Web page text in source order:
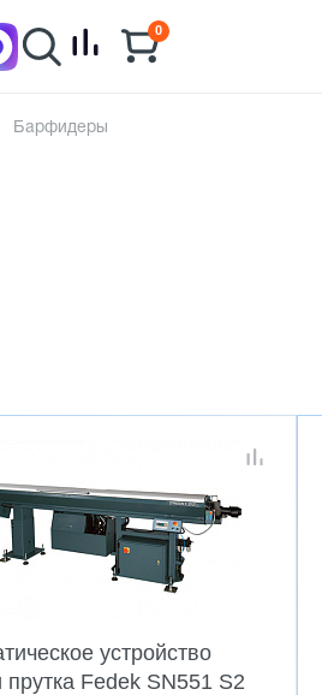
0
Барфидеры
устройство
прутка Fedek SN551 S2